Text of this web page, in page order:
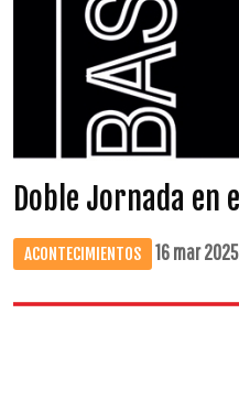
Doble Jornada en
ACONTECIMIENTOS 16 mar 2025